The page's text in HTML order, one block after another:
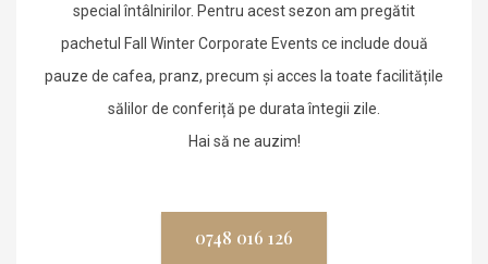
special întâlnirilor. Pentru acest sezon am pregătit
pachetul Fall Winter Corporate Events ce include două
pauze de cafea, pranz, precum și acces la toate facilitățile
sălilor de conferiță pe durata întegii zile.
Hai să ne auzim!
0748 016 126